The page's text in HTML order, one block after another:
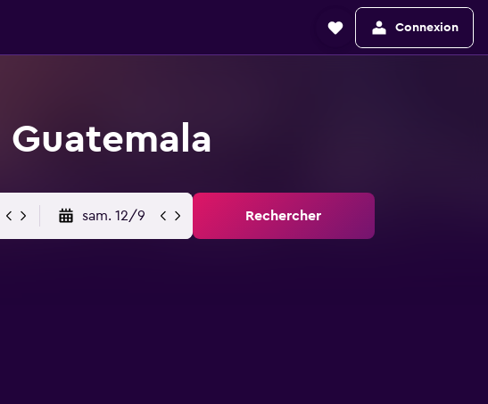
Connexion
Guatemala
sam. 12/9 Rechercher